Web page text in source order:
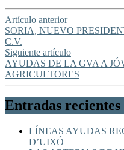
Artículo anterior
SORIA, NUEVO
C.V.
Siguiente artículo
AYUDAS DE LA GVA A
AGRICULTORES
Entradas recientes
LÍNEAS AYUDAS
D’UIXÓ